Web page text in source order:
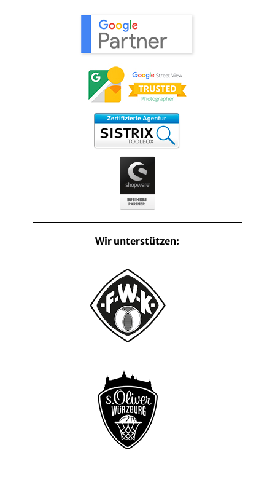
Wir unterstützen: